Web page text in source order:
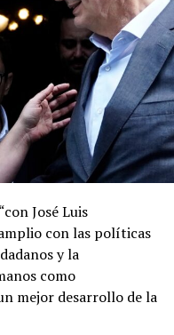
José Luis
con las políticas
y la
como
mejor desarrollo de la